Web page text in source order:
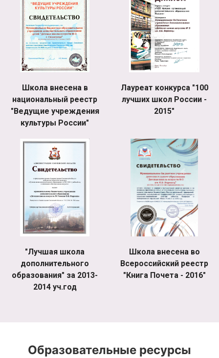
Школа внесена в
национальный реестр
"Ведущие учреждения
культуры России"
Лауреат конкурса "100
лучших школ России -
2015"
"Лучшая школа
дополнительного
образования" за 2013-
2014 уч.год
Школа внесена во
Всероссийский реестр
"Книга Почета - 2016"
Образовательные ресурсы